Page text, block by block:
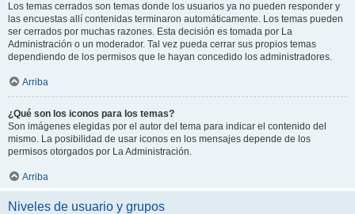
Los temas cerrados son temas donde los usuarios ya no pueden responder y
las encuestas allí contenidas terminaron automáticamente. Los temas pueden
ser cerrados por muchas razones. Esta decisión es tomada por La
Administración o un moderador. Tal vez pueda cerrar sus propios temas
dependiendo de los permisos que le hayan concedido los administradores.
Arriba
¿Qué son los iconos para los temas?
Son imágenes elegidas por el autor del tema para indicar el contenido del
mismo. La posibilidad de usar iconos en los mensajes depende de los
permisos otorgados por La Administración.
Arriba
Niveles de usuario y grupos